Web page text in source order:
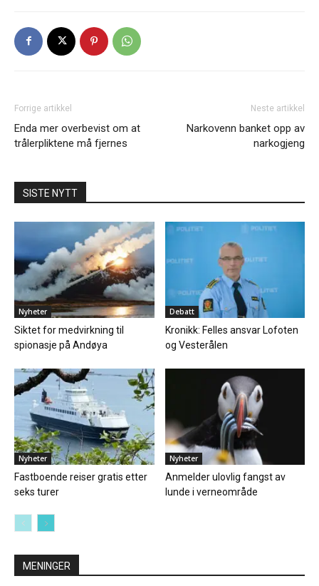
Forrige artikkel
Enda mer overbevist om at
trålerpliktene må fjernes
Neste artikkel
Narkovenn banket opp av
narkogjeng
SISTE NYTT
Nyheter
Siktet for medvirkning til
spionasje på Andøya
Debatt
Kronikk: Felles ansvar Lofoten
og Vesterålen
Nyheter
Fastboende reiser gratis etter
seks turer
Nyheter
Anmelder ulovlig fangst av
lunde i verneområde
MENINGER